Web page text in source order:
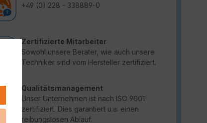
+49 (0) 228 - 338889-0
Zertifizierte Mitarbeiter
Sowohl unsere Berater, wie auch unsere
Techniker sind vom Hersteller zertifiziert.
Qualitätsmanagement
Unser Unternehmen ist nach ISO 9001
zertifiziert. Dies garantiert u.a. einen
reibungslosen Ablauf.